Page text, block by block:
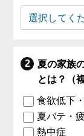
夏の家族
とは？（
食欲低下
夏バテ・
熱中症